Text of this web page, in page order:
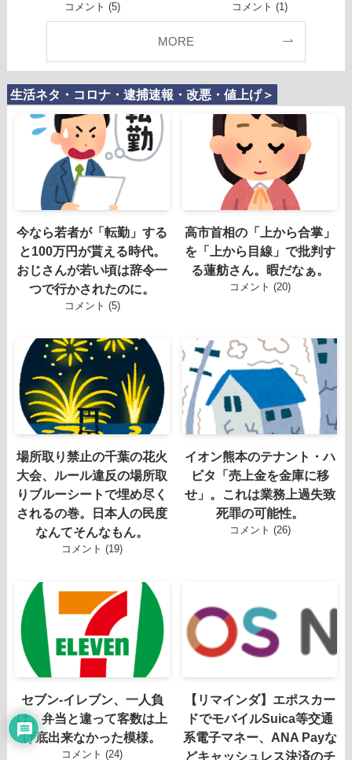
コメント (5) コメント (1)
MORE
生活ネタ・コロナ・逮捕速報・改悪・値上げ＞
今なら若者が「転勤」する
と100万円が貰える時代。
おじさんが若い頃は辞令一
つで行かされたのに。
コメント (5)
高市首相の「上から合掌」
を「上から目線」で批判す
る蓮舫さん。暇だなぁ。
コメント (20)
場所取り禁止の千葉の花火
大会、ルール違反の場所取
りブルーシートで埋め尽く
されるの巻。日本人の民度
なんてそんなもん。
コメント (19)
イオン熊本のテナント・ハ
ビタ「売上金を金庫に移
せ」。これは業務上過失致
死罪の可能性。
コメント (26)
セブン-イレブン、一人負
け。弁当と違って客数は上
げ底出来なかった模様。
コメント (24)
【リマインダ】エポスカー
ドでモバイルSuica等交通
系電子マネー、ANA Payな
どキャッシュレス決済のチ